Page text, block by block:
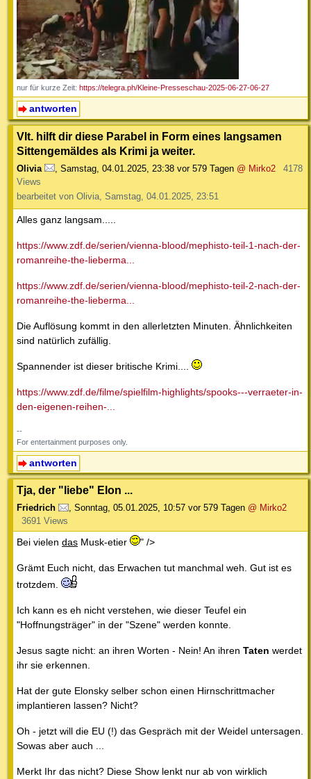
nur für kurze Zeit: https://telegra.ph/Kleine-Presseschau-2025-06-27-06-27
antworten
Vlt. hilft dir diese Parabel in Form eines langsamen
Sittengemäldes als Krimi ja weiter.
Olivia Samstag, 04.01.2025, 23:38 vor 579 Tagen @ Mirko2
4178
Views
bearbeitet von Olivia, Samstag, 04.01.2025, 23:51
Alles ganz langsam.....
https://www.zdf.de/serien/vienna-blood/mephisto-teil-1-nach-der-
romanreihe-the-lieberma...
https://www.zdf.de/serien/vienna-blood/mephisto-teil-2-nach-der-
romanreihe-the-lieberma...
Die Auflösung kommt in den allerletzten Minuten. Ähnlichkeiten
sind natürlich zufällig.
Spannender ist dieser britische Krimi....
https://www.zdf.de/filme/spielfilm-highlights/spooks---verraeter-in-
den-eigenen-reihen-...
--
For entertainment purposes only.
antworten
Tja, der "liebe" Elon ...
Friedrich , Sonntag, 05.01.2025, 10:57 vor 579 Tagen @ Mirko2
3691 Views
Bei vielen das Musk-etier " />
Grämt Euch nicht, das Erwachen tut manchmal weh. Gut ist es
trotzdem.
Ich kann es eh nicht verstehen, wie dieser Teufel ein
"Hoffnungsträger" in der "Szene" werden konnte.
Jesus sagte nicht: an ihren Worten - Nein! An ihren Taten werdet
ihr sie erkennen.
Hat der gute Elonsky selber schon einen Hirnschrittmacher
implantieren lassen? Nicht?
Oh - jetzt will die EU (!) das Gespräch mit der Weidel untersagen.
Sowas aber auch ...
Merkt Ihr das nicht? Diese Show lenkt nur ab von wirklich